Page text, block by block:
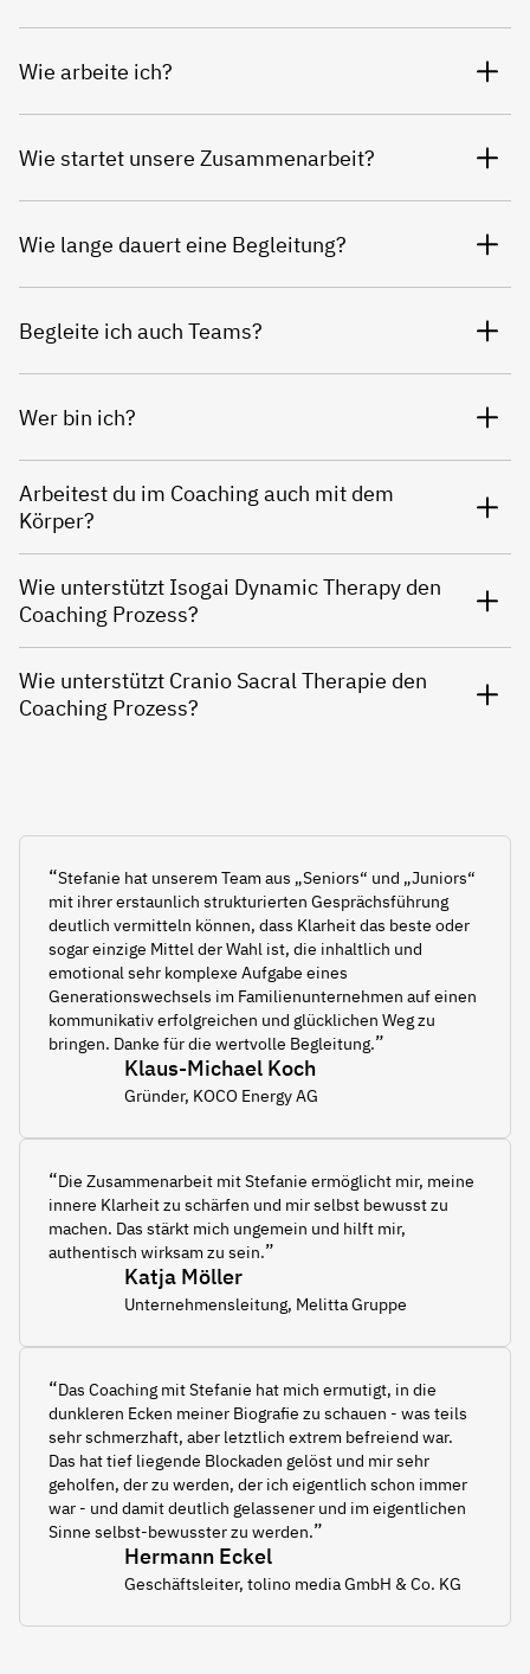
Wie arbeite ich?
Wie startet unsere Zusammenarbeit?
Wie lange dauert eine Begleitung?
Begleite ich auch Teams?
Wer bin ich?
Arbeitest du im Coaching auch mit dem
Körper?
Wie unterstützt Isogai Dynamic Therapy den
Coaching Prozess?
Wie unterstützt Cranio Sacral Therapie den
Coaching Prozess?
Klaus-Michael Koch
Gründer, KOCO Energy AG
“Stefanie hat unserem Team aus „Seniors“ und „Juniors“
mit ihrer erstaunlich strukturierten Gesprächsführung
deutlich vermitteln können, dass Klarheit das beste oder
sogar einzige Mittel der Wahl ist, die inhaltlich und
emotional sehr komplexe Aufgabe eines
Generationswechsels im Familienunternehmen auf einen
kommunikativ erfolgreichen und glücklichen Weg zu
bringen. Danke für die wertvolle Begleitung.”
Katja Möller
Unternehmensleitung, Melitta Gruppe
“Die Zusammenarbeit mit Stefanie ermöglicht mir, meine
innere Klarheit zu schärfen und mir selbst bewusst zu
machen. Das stärkt mich ungemein und hilft mir,
authentisch wirksam zu sein.”
Hermann Eckel
Geschäftsleiter, tolino media GmbH & Co. KG
“Das Coaching mit ​Stefanie hat mich ermutigt, in die
dunkleren Ecken meiner Biografie zu schauen - was teils
sehr schmerzhaft, aber letztlich extrem befreiend war.
Das hat tief liegende Blockaden gelöst und mir sehr
geholfen, der zu werden, der ich eigentlich schon immer
war - und damit deutlich gelassener und im eigentlichen
Sinne selbst-bewusster zu werden.”